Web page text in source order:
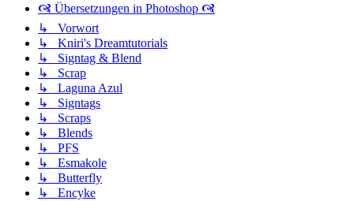
🙧 Übersetzungen in Photoshop 🙧
↳ Vorwort
↳ Kniri's Dreamtutorials
↳ Signtag & Blend
↳ Scrap
↳ Laguna Azul
↳ Signtags
↳ Scraps
↳ Blends
↳ PFS
↳ Esmakole
↳ Butterfly
↳ Encyke